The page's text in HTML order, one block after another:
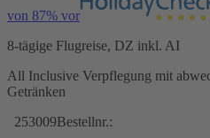
von 87% vor
8-tägige Flugreise, DZ inkl. AI
All Inclusive Verpflegung mit
Getränken
253009Bestellnr.: